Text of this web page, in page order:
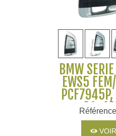
BMW
EWS5
01,